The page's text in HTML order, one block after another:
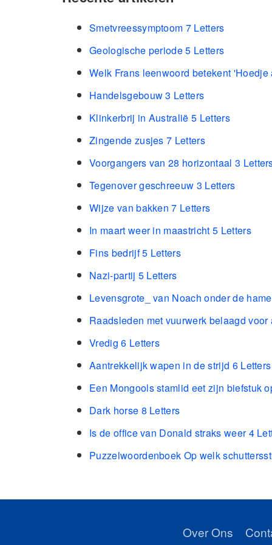
Smetvreessymptoom 7 Letters
Geologische periode 5 Letters
Welk Frans leenwoord betekent 'Hoedje
Handelsgebouw 3 Letters
Klinkerbrij in Australië 5 Letters
Zingende zusjes 7 Letters
Voorgangers van 28 horizontaal 3
Tegenover geschreeuw 3 Letters
Wijze van bakken 7 Letters
In maart weer in maastricht 5 Letters
Fins bedrijf 5 Letters
Nazi-partij 5 Letters
Levensgrote_ van Noach onder de
Raadsleden met vuurwerk belaagd voor
Vredig 6 Letters
Aantrekkelijk wapen in de strijd 6 Letters
Een Mongools stamlid eet zijn biefstuk
Dark horse 8 Letters
Is de office van Donald straks weer 4
Puzzelwoordenboek Op welk
Over Ons